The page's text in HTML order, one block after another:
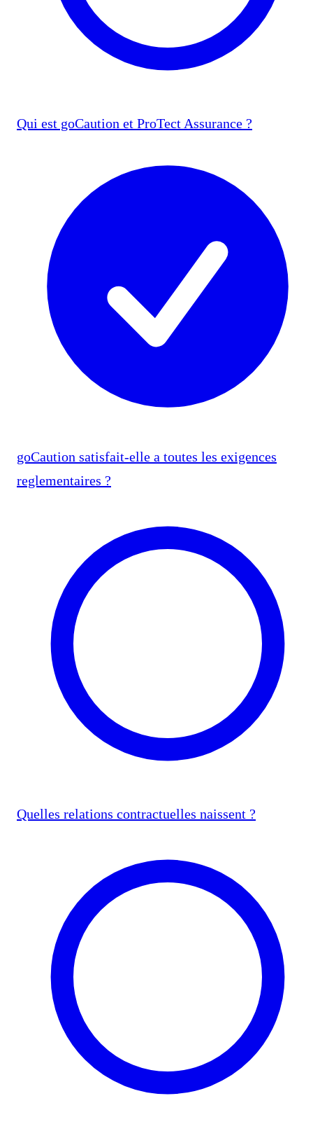
Qui est goCaution et ProTect Assurance ?
goCaution satisfait-elle a toutes les exigences
reglementaires ?
Quelles relations contractuelles naissent ?